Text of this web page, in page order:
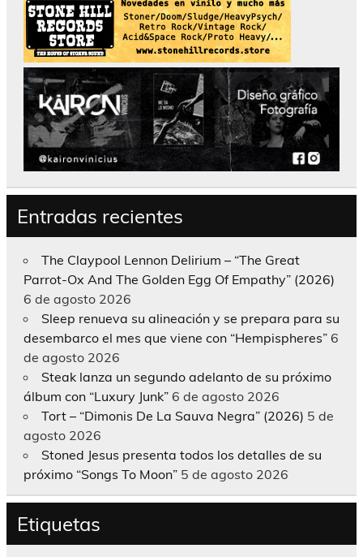
Entradas recientes
The Claypool Lennon Delirium – “The Great
Parrot-Ox And The Golden Egg Of Empathy” (2026)
6 de agosto 2026
Sleep renueva su alineación y se prepara para su
desembarco el mes que viene con “Hempispheres” 6
de agosto 2026
Steak lanza un segundo adelanto de su próximo
álbum con “Luxury Junk” 6 de agosto 2026
Tort – “Dimonis De La Sauva Negra” (2026) 5 de
agosto 2026
Stoned Jesus presenta todos los detalles de su
próximo “Songs To Moon” 5 de agosto 2026
Etiquetas